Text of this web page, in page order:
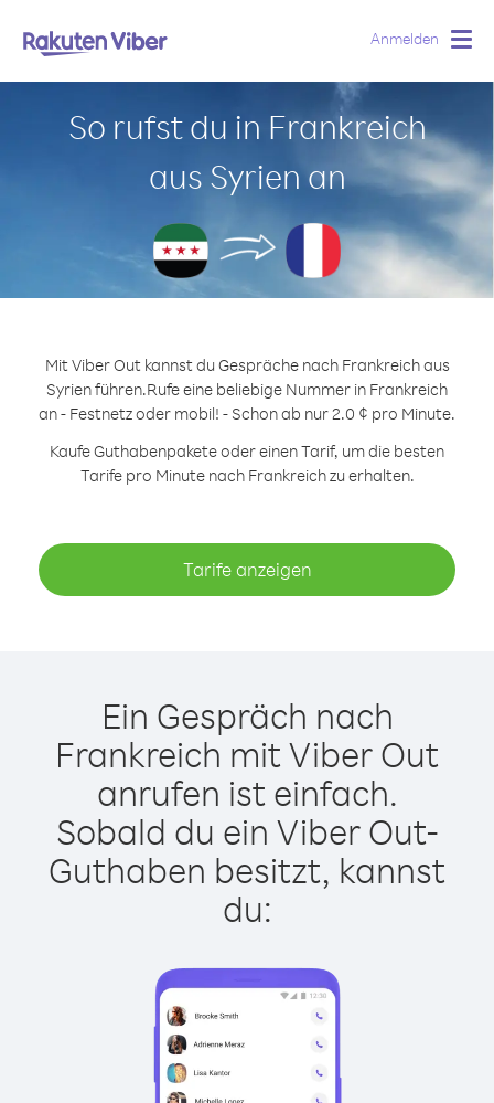
Anmelden
So rufst du in Frankreich
aus Syrien an
Mit Viber Out kannst du Gespräche nach Frankreich aus
Syrien führen.Rufe eine beliebige Nummer in Frankreich
an - Festnetz oder mobil! - Schon ab nur 2.0 ¢ pro Minute.
Kaufe Guthabenpakete oder einen Tarif, um die besten
Tarife pro Minute nach Frankreich zu erhalten.
Tarife anzeigen
Ein Gespräch nach
Frankreich mit Viber Out
anrufen ist einfach.
Sobald du ein Viber Out-
Guthaben besitzt, kannst
du: